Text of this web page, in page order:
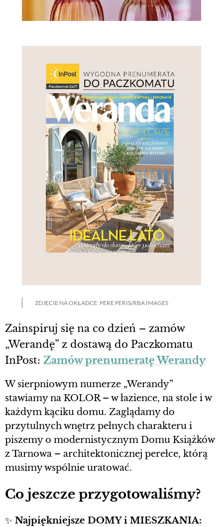
ZDJĘCIE NA OKŁADCE: PERE PERIS/RBA IMAGES
Zainspiruj się na co dzień – zamów
„Werandę” z dostawą do Paczkomatu
InPost: Zamów prenumeratę Werandy
W sierpniowym numerze „Werandy”
stawiamy na KOLOR – w łazience, na stole i w
każdym kąciku domu. Zaglądamy do
przytulnych wnętrz pełnych charakteru i
piszemy o modernistycznym Domu Książków
z Tarnowa – architektonicznej perełce, którą
musimy wspólnie uratować.
Co jeszcze przygotowaliśmy?
✨ Najpiękniejsze DOMY i MIESZKANIA: